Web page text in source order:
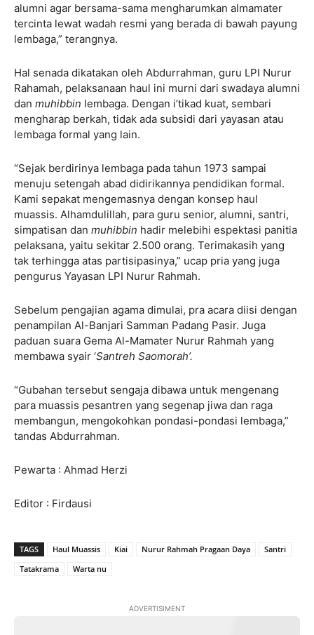
alumni agar bersama-sama mengharumkan almamater
tercinta lewat wadah resmi yang berada di bawah payung
lembaga,” terangnya.
Hal senada dikatakan oleh Abdurrahman, guru LPI Nurur
Rahamah, pelaksanaan haul ini murni dari swadaya alumni
dan muhibbin lembaga. Dengan i’tikad kuat, sembari
mengharap berkah, tidak ada subsidi dari yayasan atau
lembaga formal yang lain.
“Sejak berdirinya lembaga pada tahun 1973 sampai
menuju setengah abad didirikannya pendidikan formal.
Kami sepakat mengemasnya dengan konsep haul
muassis. Alhamdulillah, para guru senior, alumni, santri,
simpatisan dan muhibbin hadir melebihi espektasi panitia
pelaksana, yaitu sekitar 2.500 orang. Terimakasih yang
tak terhingga atas partisipasinya,” ucap pria yang juga
pengurus Yayasan LPI Nurur Rahmah.
Sebelum pengajian agama dimulai, pra acara diisi dengan
penampilan Al-Banjari Samman Padang Pasir. Juga
paduan suara Gema Al-Mamater Nurur Rahmah yang
membawa syair ‘Santreh Saomorah’.
“Gubahan tersebut sengaja dibawa untuk mengenang
para muassis pesantren yang segenap jiwa dan raga
membangun, mengokohkan pondasi-pondasi lembaga,”
tandas Abdurrahman.
Pewarta : Ahmad Herzi
Editor : Firdausi
TAGS Haul Muassis Kiai Nurur Rahmah Pragaan Daya
Santri
Tatakrama
Warta nu
ADVERTISIMENT